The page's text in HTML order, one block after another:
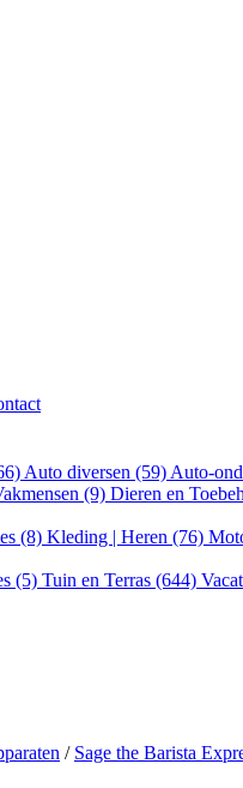
Auto diversen (59) Auto-
(9) Dieren en
(8) Kleding | Heren (76)
(5) Tuin en Terras (644)
/ Sage the Barista